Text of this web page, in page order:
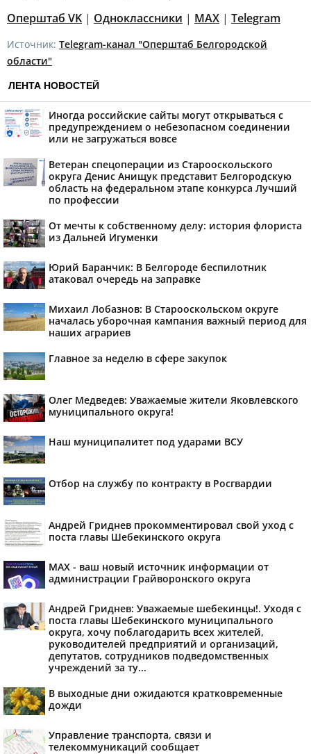
Оперштаб VK | Одноклассники | MAX | Telegram
Источник: Telegram-канал "Оперштаб Белгородской
области"
ЛЕНТА НОВОСТЕЙ
Иногда российские сайты могут открываться с
предупреждением о небезопасном соединении
или не загружаться вовсе
Ветеран спецоперации из Старооскольского
округа Денис Анищук представит Белгородскую
область на федеральном этапе конкурса Лучший
по профессии
От мечты к собственному делу: история флориста
из Дальней Игуменки
Юрий Баранчик: В Белгороде беспилотник
атаковал очередь на заправке
Михаил Лобазнов: В Старооскольском округе
началась уборочная кампания важный период для
наших аграриев
Главное за неделю в сфере закупок
Олег Медведев: Уважаемые жители Яковлевского
муниципального округа!
Наш муниципалитет под ударами ВСУ
Отбор на службу по контракту в Росгвардии
Андрей Гриднев прокомментировал свой уход с
поста главы Шебекинского округа
MAX - ваш новый источник информации от
администрации Грайворонского округа
Андрей Гриднев: Уважаемые шебекинцы!. Уходя с
поста главы Шебекинского муниципального
округа, хочу поблагодарить всех жителей,
руководителей предприятий и организаций,
депутатов, сотрудников подведомственных
учреждений за ту...
В выходные дни ожидаются кратковременные
дожди
Управление транспорта, связи и
телекоммуникаций сообщает